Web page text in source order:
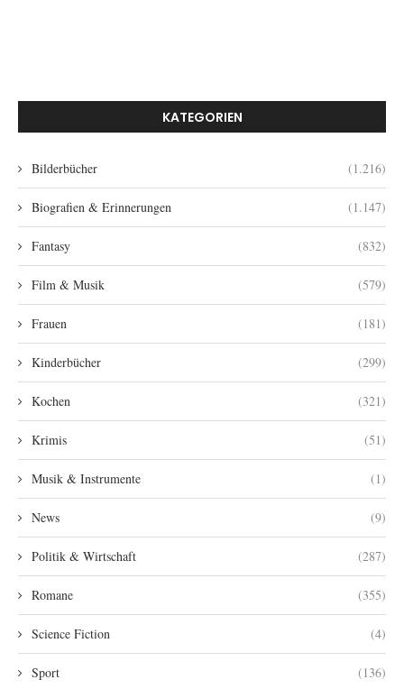
KATEGORIEN
Bilderbücher (1.216)
Biografien & Erinnerungen (1.147)
Fantasy (832)
Film & Musik (579)
Frauen (181)
Kinderbücher (299)
Kochen (321)
Krimis (51)
Musik & Instrumente (1)
News (9)
Politik & Wirtschaft (287)
Romane (355)
Science Fiction (4)
Sport (136)